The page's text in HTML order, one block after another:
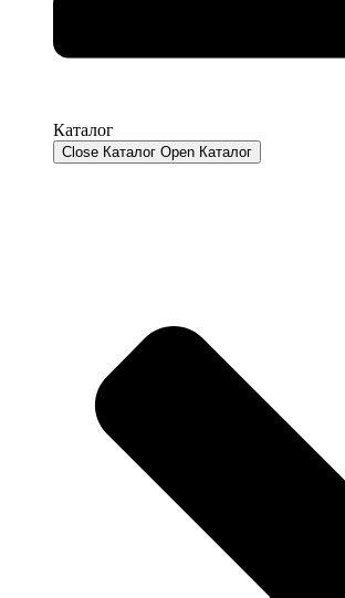
Каталог
Close Каталог Open Каталог